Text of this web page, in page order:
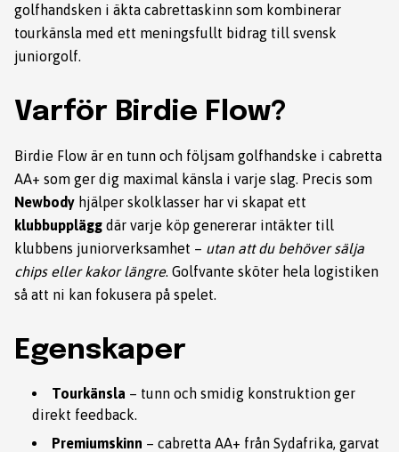
golfhandsken i äkta cabrettaskinn som kombinerar
tourkänsla med ett meningsfullt bidrag till svensk
juniorgolf.
Varför Birdie Flow?
Birdie Flow är en tunn och följsam golfhandske i cabretta
AA+ som ger dig maximal känsla i varje slag. Precis som
Newbody hjälper skolklasser har vi skapat ett
klubbupplägg där varje köp genererar intäkter till
klubbens juniorverksamhet – utan att du behöver sälja
chips eller kakor längre. Golfvante sköter hela logistiken
så att ni kan fokusera på spelet.
Egenskaper
Tourkänsla – tunn och smidig konstruktion ger
direkt feedback.
Premiumskinn – cabretta AA+ från Sydafrika, garvat